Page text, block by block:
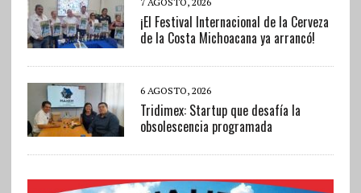
¡El Festival Internacional de la Cerveza
de la Costa Michoacana ya arrancó!
6 AGOSTO, 2026
Tridimex: Startup que desafía la
obsolescencia programada